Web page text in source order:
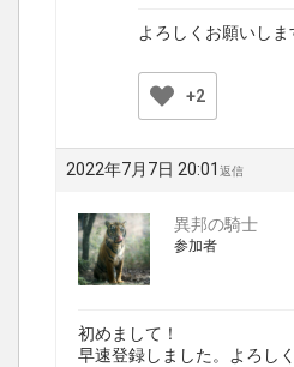
よろしくお願いしま
+2
2022年7月7日 20:01 返信
異邦の騎士
参加者
初めまして！
早速登録しました。よろし